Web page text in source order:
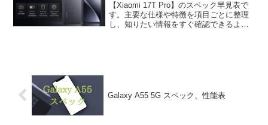
【Xiaomi 17T Pro】のスペック早見表で
す。主要な仕様や特徴を項目ごとに整理
し、知りたい情報をすぐ確認できるよう
Galaxy A55 5G スペック、性能表